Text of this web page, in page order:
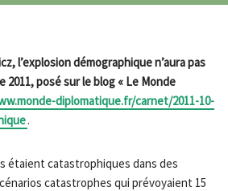
l’explosion démographique n’aura pas
2011, posé sur le blog « Le Monde
diplomatique.fr/carnet/2011-10-
.
étaient catastrophiques dans des
catastrophes qui prévoyaient 15